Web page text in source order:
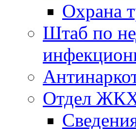
Охрана
Штаб по
Отдел